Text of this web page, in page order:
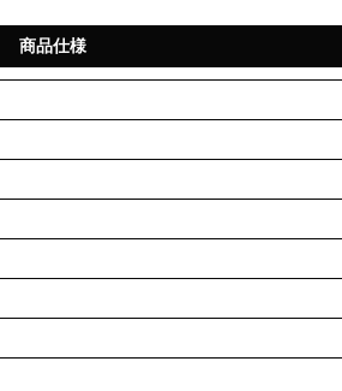
商品仕様